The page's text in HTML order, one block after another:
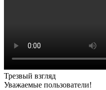
Трезвый взгляд
Уважаемые пользователи!